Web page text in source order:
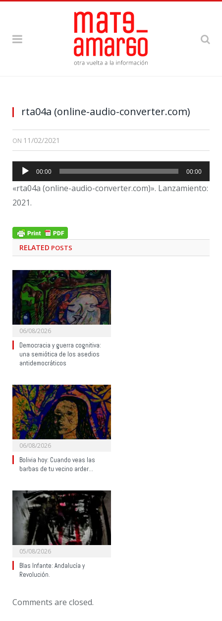
rta04a (online-audio-converter.com)
ON 11/02/2021
Reproductor
de
00:00 00:00
«rta04a (online-audio-converter.com)». Lanzamiento:
2021.
RELATED POSTS
06/08/2026
Democracia y guerra cognitiva:
una semiótica de los asedios
antidemocráticos
06/08/2026
Bolivia hoy: Cuando veas las
barbas de tu vecino arder…
05/08/2026
Blas Infante: Andalucía y
Revolución.
Comments are closed.